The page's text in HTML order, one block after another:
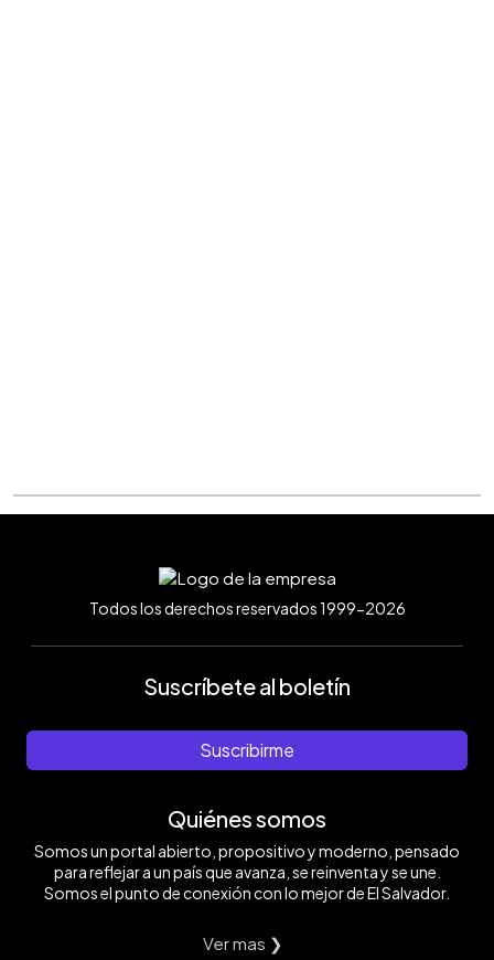
Todos los derechos reservados 1999-2026
Suscríbete al boletín
Suscribirme
Quiénes somos
Somos un portal abierto, propositivo y moderno, pensado
para reflejar a un país que avanza, se reinventa y se une.
Somos el punto de conexión con lo mejor de El Salvador.
Ver mas ❯